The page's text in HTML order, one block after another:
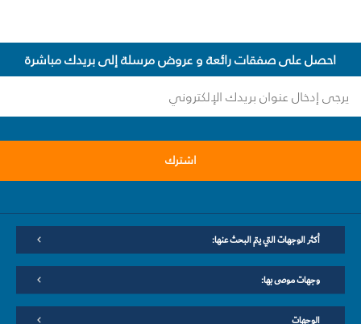
احصل على صفقات رائعة و عروض مرسلة إلى بريدك مباشرة
اشترك
أكثر الوجهات التي يتم البحث عنها:
وجهات موصى بها:
الوجهات